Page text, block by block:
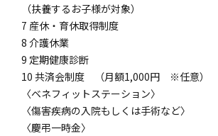
（扶養するお子様が対象）
7 産休・育休取得制度
8 介護休業
9 定期健康診断
10 共済会制度 （月額1,000円 ※任意）
〈ベネフィットステーション〉
〈傷害疾病の入院もしくは手術など〉
〈慶弔一時金〉